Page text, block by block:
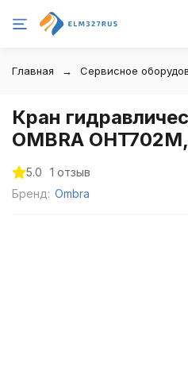
Главная Сервисное
Кран
OMBRA
5.0
1 отзыв
Бренд: Ombra